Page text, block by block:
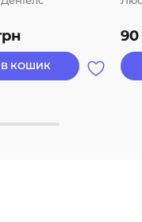
В КОШИК
90